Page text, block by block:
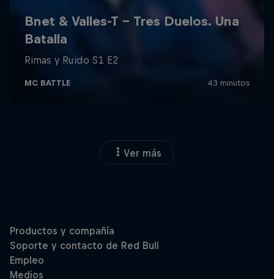
Ver más